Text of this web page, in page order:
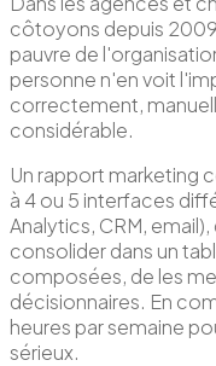
côtoyons depuis
pauvre de
personne n'en voit
correctement,
considérable.
Un rapport marketing
à 4 ou 5 interfaces
Analytics, CRM,
consolider dans un
composées, de les
décisionnaires. En
heures par semaine
sérieux.